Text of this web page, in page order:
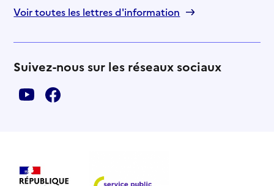
Voir toutes les lettres d'information
Suivez-nous sur les réseaux sociaux